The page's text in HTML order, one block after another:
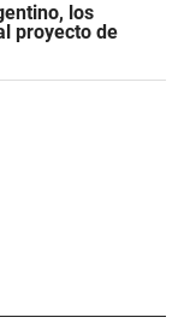
los
proyecto de